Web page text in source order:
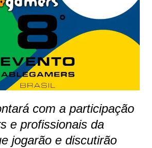
com a participação
e profissionais da
jogarão e discutirão